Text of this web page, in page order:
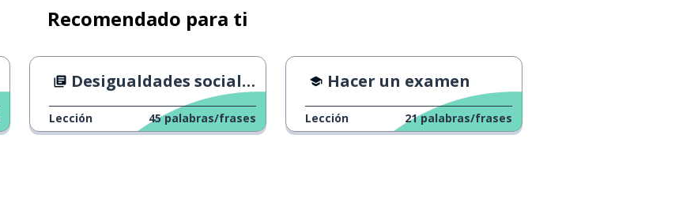
Recomendado para ti
Desigualdades sociales y niños
Lección 45 palabras/frases
Hacer un examen
Lección 21 palabras/frases